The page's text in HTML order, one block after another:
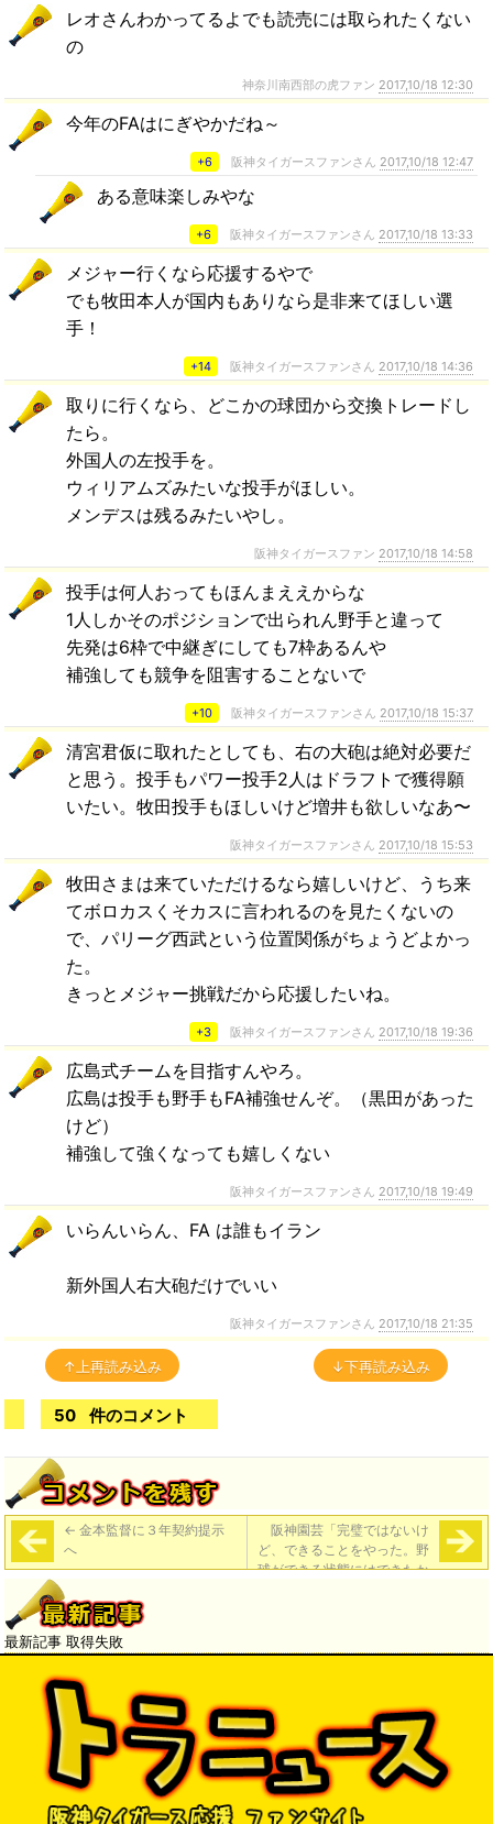
レオさんわかってるよでも読売には取られたくない
の
神奈川南西部の虎ファン 2017,10/18 12:30
今年のFAはにぎやかだね～
+6 阪神タイガースファンさん 2017,10/18 12:47
ある意味楽しみやな
+6 阪神タイガースファンさん 2017,10/18 13:33
メジャー行くなら応援するやで
でも牧田本人が国内もありなら是非来てほしい選
手！
+14 阪神タイガースファンさん 2017,10/18 14:36
取りに行くなら、どこかの球団から交換トレードし
たら。
外国人の左投手を。
ウィリアムズみたいな投手がほしい。
メンデスは残るみたいやし。
阪神タイガースファン 2017,10/18 14:58
投手は何人おってもほんまええからな
1人しかそのポジションで出られん野手と違って
先発は6枠で中継ぎにしても7枠あるんや
補強しても競争を阻害することないで
+10 阪神タイガースファンさん 2017,10/18 15:37
清宮君仮に取れたとしても、右の大砲は絶対必要だ
と思う。投手もパワー投手2人はドラフトで獲得願
いたい。牧田投手もほしいけど増井も欲しいなあ〜
阪神タイガースファンさん 2017,10/18 15:53
牧田さまは来ていただけるなら嬉しいけど、うち来
てボロカスくそカスに言われるのを見たくないの
で、パリーグ西武という位置関係がちょうどよかっ
た。
きっとメジャー挑戦だから応援したいね。
+3 阪神タイガースファンさん 2017,10/18 19:36
広島式チームを目指すんやろ。
広島は投手も野手もFA補強せんぞ。（黒田があった
けど）
補強して強くなっても嬉しくない
阪神タイガースファンさん 2017,10/18 19:49
いらんいらん、FA は誰もイラン
新外国人右大砲だけでいい
阪神タイガースファンさん 2017,10/18 21:35
↑上再読み込み ↓下再読み込み
50 件のコメント
← 金本監督に３年契約提示
へ
阪神園芸「完璧ではないけ
ど、できることをやった。野
球ができる状態にはできたか
最新記事 取得失敗